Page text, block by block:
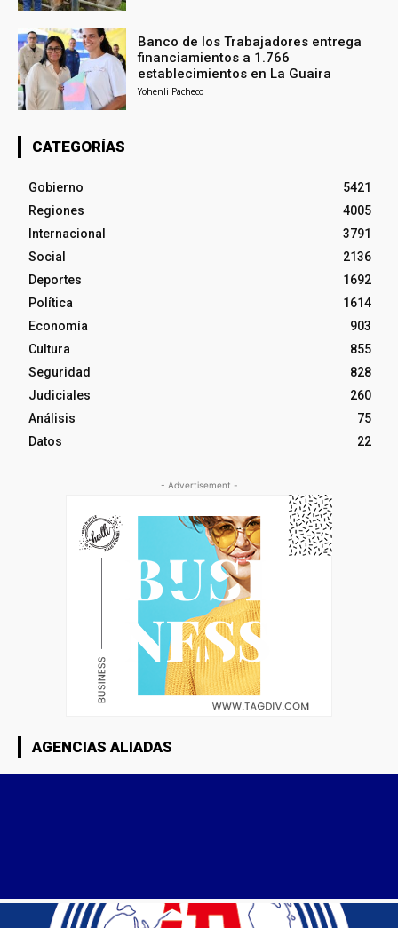
Banco de los Trabajadores entrega
financiamientos a 1.766
establecimientos en La Guaira
Yohenli Pacheco
CATEGORÍAS
Gobierno
5421
Regiones
4005
Internacional
3791
Social
2136
Deportes
1692
Política
1614
Economía
903
Cultura
855
Seguridad
828
Judiciales
260
Análisis
75
Datos
22
- Advertisement -
AGENCIAS ALIADAS